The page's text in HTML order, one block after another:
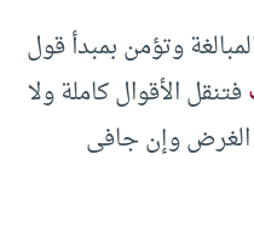
وتؤمن بمبدأ قول
فتنقل الأقوال كاملة ولا
وإن جافى